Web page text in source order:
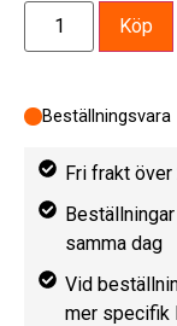
Beställningsvara
Köp
Fri frakt
samma dag
Vid
mer specifik